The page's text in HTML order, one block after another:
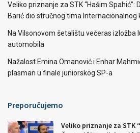
Veliko priznanje za STK “Hašim Spahić”:
Barić dio stručnog tima Internacionalnog
Na Vilsonovom šetalištu večeras izložba
automobila
Nažalost Emina Omanović i Enhar
plasman u finale juniorskog SP-a
Preporučujemo
Veliko priznanje za STK